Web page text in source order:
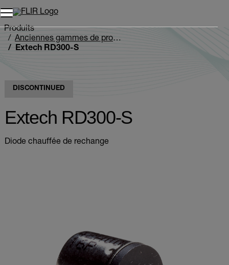
Unread messages
Modèle
Supprimer
articles
Ajouter au panier
Ajouté au panier
Produits
Anciennes gammes de produits
Extech RD300-S
DISCONTINUED
Extech RD300-S
Diode chauffée de rechange